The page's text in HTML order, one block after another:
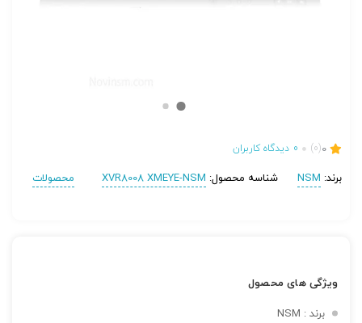
0
(0)
0 دیدگاه کاربران
برند: NSM شناسه محصول: XVR8008 XMEYE-NSM محصولات
ویژگی های محصول
برند : NSM